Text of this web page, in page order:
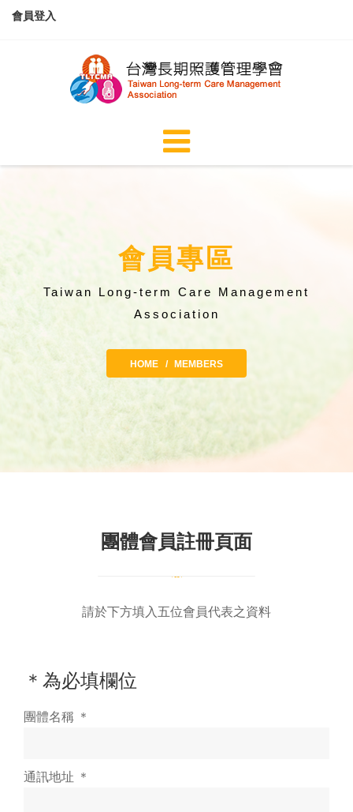
會員登入
會員專區
Taiwan Long-term Care Management
Association
HOME MEMBERS
團體會員註冊頁面
請於下方填入五位會員代表之資料
＊為必填欄位
團體名稱 ＊
通訊地址 ＊